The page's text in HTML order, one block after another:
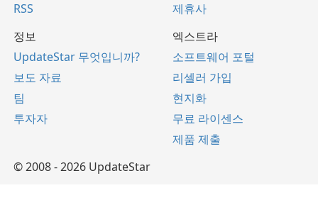
RSS
제휴사
정보
UpdateStar 무엇입니까?
보도 자료
팀
투자자
엑스트라
소프트웨어 포털
리셀러 가입
현지화
무료 라이센스
제품 제출
© 2008 - 2026 UpdateStar